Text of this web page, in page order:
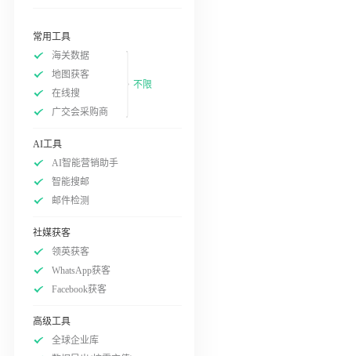
常用工具
海关数据
地图获客
在线搜
广交会采购商
不限
AI工具
AI智能营销助手
智能搜邮
邮件检测
社媒获客
领英获客
WhatsApp获客
Facebook获客
高级工具
全球企业库